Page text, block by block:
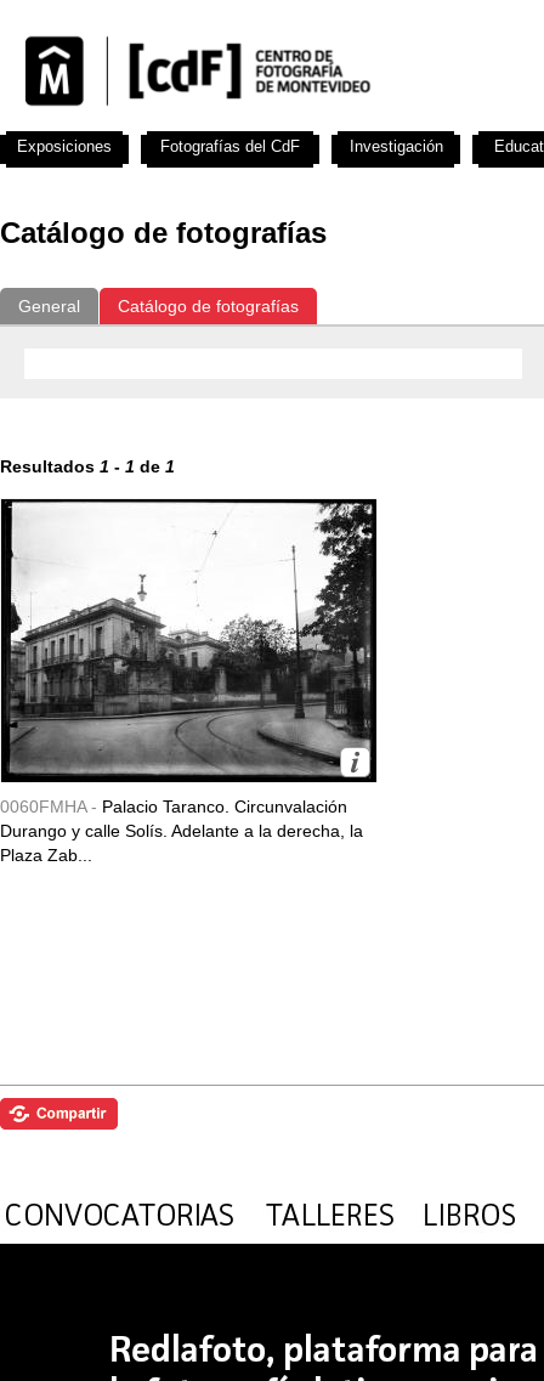
Catálogo de fotografías
General Catálogo de fotografías
Resultados 1 - 1 de 1
0060FMHA - Palacio Taranco. Circunvalación
Durango y calle Solís. Adelante a la derecha, la
Plaza Zab...
Exposiciones Fotografías del CdF Investigación